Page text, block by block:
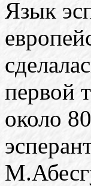
Язык
первой
около